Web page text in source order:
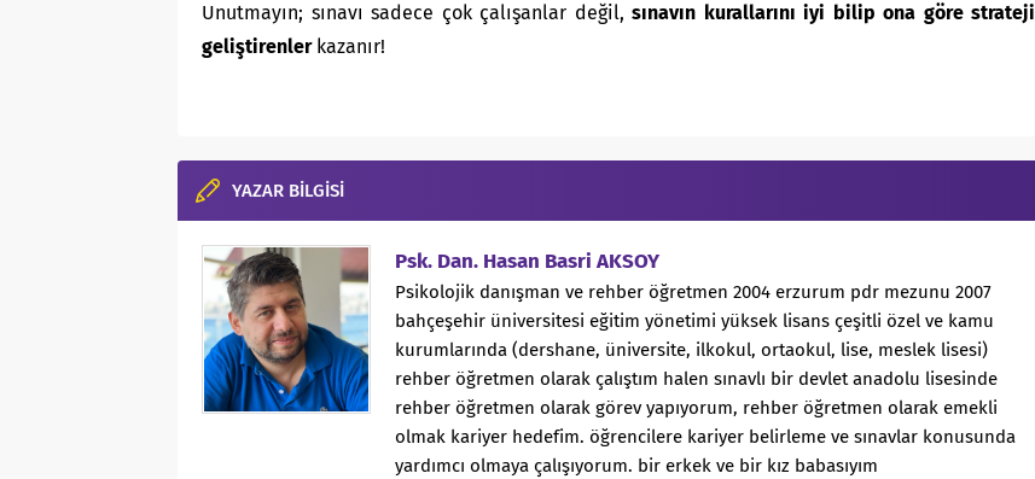
Unutmayın; sınavı sadece çok çalışanlar değil, sınavın kurallarını iyi bilip ona göre strateji
geliştirenlerkazanır!
YAZAR BİLGİSİ
Psk. Dan. Hasan Basri AKSOY
Psikolojik danışman ve rehber öğretmen 2004 erzurum pdr mezunu 2007
bahçeşehir üniversitesi eğitim yönetimi yüksek lisans çeşitli özel ve kamu
kurumlarında (dershane, üniversite, ilkokul, ortaokul, lise, meslek lisesi)
rehber öğretmen olarak çalıştım halen sınavlı bir devlet anadolu lisesinde
rehber öğretmen olarak görev yapıyorum, rehber öğretmen olarak emekli
olmak kariyer hedefim. öğrencilere kariyer belirleme ve sınavlar konusunda
yardımcı olmaya çalışıyorum. bir erkek ve bir kız babasıyım